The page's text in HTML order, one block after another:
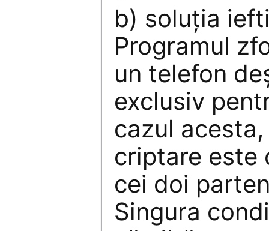
b) soluţia
Programul
un telefon
exclusiv
cazul
criptare este
cei doi
Singura